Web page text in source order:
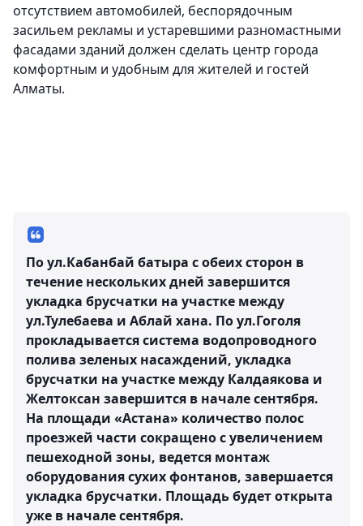
отсутствием автомобилей, беспорядочным
засильем рекламы и устаревшими разномастными
фасадами зданий должен сделать центр города
комфортным и удобным для жителей и гостей
Алматы.
По ул.Кабанбай батыра с обеих сторон в
течение нескольких дней завершится
укладка брусчатки на участке между
ул.Тулебаева и Аблай хана. По ул.Гоголя
прокладывается система водопроводного
полива зеленых насаждений, укладка
брусчатки на участке между Калдаякова и
Желтоксан завершится в начале сентября.
На площади «Астана» количество полос
проезжей части сокращено с увеличением
пешеходной зоны, ведется монтаж
оборудования сухих фонтанов, завершается
укладка брусчатки. Площадь будет открыта
уже в начале сентября.